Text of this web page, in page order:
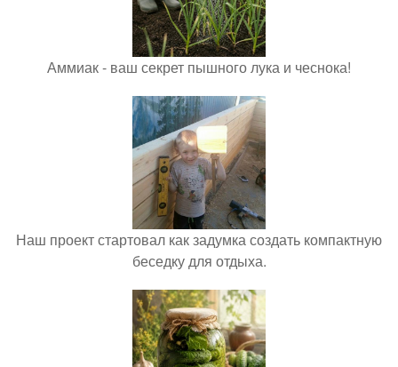
Аммиак - ваш секрет пышного лука и чеснока!
Наш проект стартовал как задумка создать компактную
беседку для отдыха.